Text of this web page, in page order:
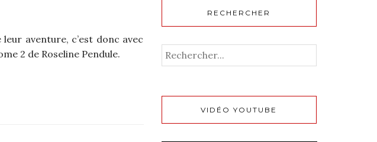
aventure, c’est donc avec
2 de Roseline Pendule.
RECHERCHER
VIDÉO YOUTUBE